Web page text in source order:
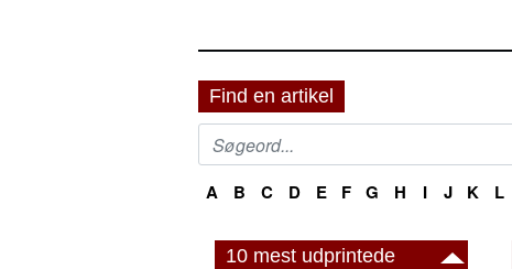
Find en artikel
A B C D E F G H I J K L
10 mest udprintede